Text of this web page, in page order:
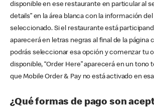
disponible en ese restaurante en particular al
details” en la área blanca con la información
seleccionado. Si el restaurante está
aparecerá en letras negras al final de la página
podrás seleccionar esa opción y comenzar tu
disponible, “Order Here” aparecerá en un tono
que Mobile Order & Pay no está activado en
¿Qué formas de pago son